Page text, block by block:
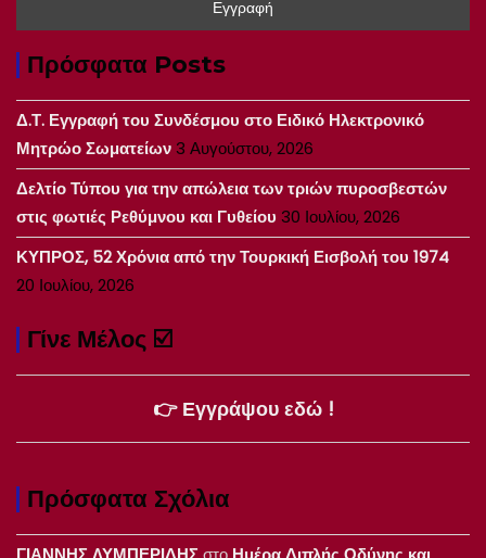
Πρόσφατα Posts
Δ.Τ. Εγγραφή του Συνδέσμου στο Ειδικό Ηλεκτρονικό
Μητρώο Σωματείων3 Αυγούστου, 2026
Δελτίο Τύπου για την απώλεια των τριών πυροσβεστών
στις φωτιές Ρεθύμνου και Γυθείου 30 Ιουλίου, 2026
ΚΥΠΡΟΣ, 52 Χρόνια από την Τουρκική Εισβολή του 1974
20 Ιουλίου, 2026
Γίνε Μέλος ☑️
👉 Εγγράψου εδώ !
Πρόσφατα Σχόλια